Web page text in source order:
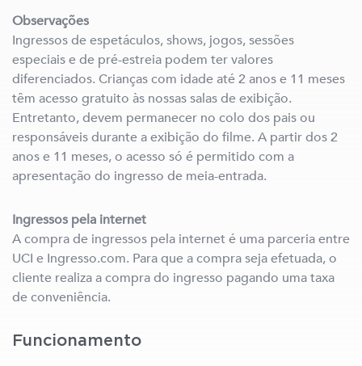
Observações
Ingressos de espetáculos, shows, jogos, sessões
especiais e de pré-estreia podem ter valores
diferenciados. Crianças com idade até 2 anos e 11 meses
têm acesso gratuito às nossas salas de exibição.
Entretanto, devem permanecer no colo dos pais ou
responsáveis durante a exibição do filme. A partir dos 2
anos e 11 meses, o acesso só é permitido com a
apresentação do ingresso de meia-entrada.
Ingressos pela internet
A compra de ingressos pela internet é uma parceria entre
UCI e Ingresso.com. Para que a compra seja efetuada, o
cliente realiza a compra do ingresso pagando uma taxa
de conveniência.
Funcionamento